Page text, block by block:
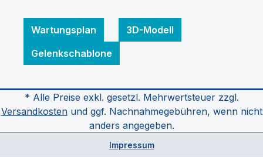
Wartungsplan
3D-Modell
Gelenkschablone
* Alle Preise exkl. gesetzl. Mehrwertsteuer zzgl.
Versandkostenund ggf. Nachnahmegebühren, wenn nicht
anders angegeben.
Impressum